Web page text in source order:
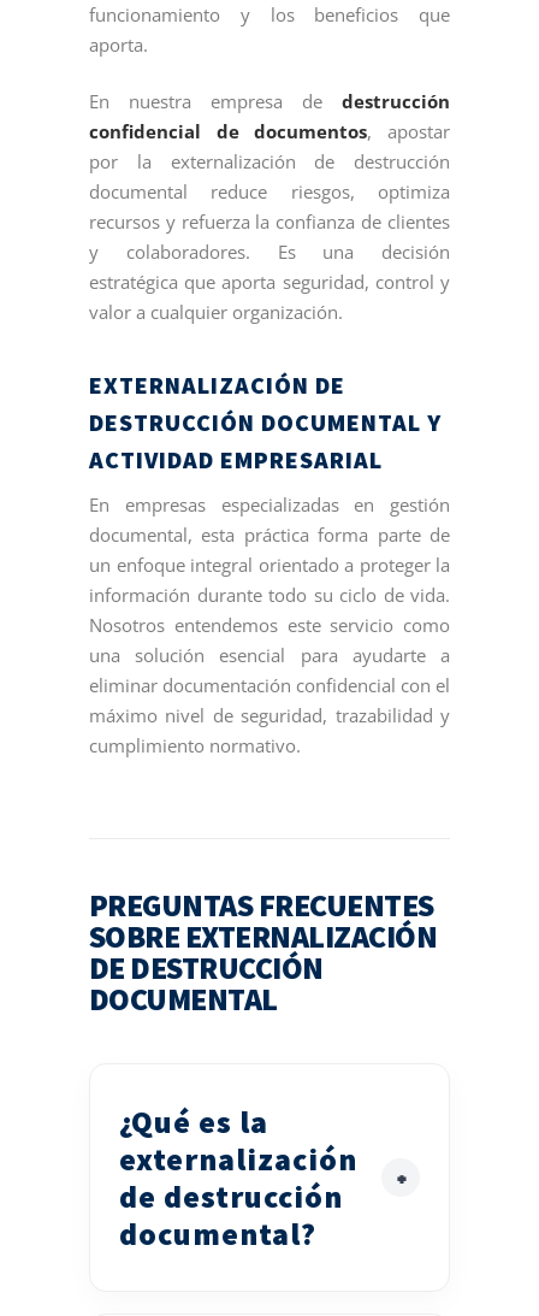
funcionamiento y los beneficios que
aporta.
En nuestra empresa de destrucción
confidencial de documentos, apostar
por la externalización de destrucción
documental reduce riesgos, optimiza
recursos y refuerza la confianza de clientes
y colaboradores. Es una decisión
estratégica que aporta seguridad, control y
valor a cualquier organización.
EXTERNALIZACIÓN DE
DESTRUCCIÓN DOCUMENTAL Y
ACTIVIDAD EMPRESARIAL
En empresas especializadas en gestión
documental, esta práctica forma parte de
un enfoque integral orientado a proteger la
información durante todo su ciclo de vida.
Nosotros entendemos este servicio como
una solución esencial para ayudarte a
eliminar documentación confidencial con el
máximo nivel de seguridad, trazabilidad y
cumplimiento normativo.
PREGUNTAS FRECUENTES
SOBRE EXTERNALIZACIÓN
DE DESTRUCCIÓN
DOCUMENTAL
¿Qué es la
externalización
de destrucción
documental?